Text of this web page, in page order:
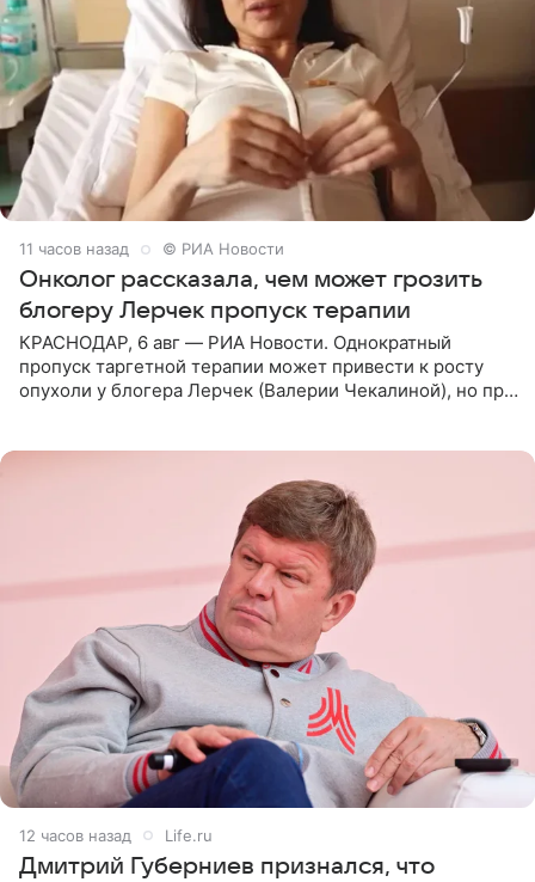
11 часов назад © РИА Новости
Онколог рассказала, чем может грозить
блогеру Лерчек пропуск терапии
КРАСНОДАР, 6 авг — РИА Новости. Однократный
пропуск таргетной терапии может привести к росту
опухоли у блогера Лерчек (Валерии Чекалиной), но при
12 часов назад Life.ru
Дмитрий Губерниев признался, что